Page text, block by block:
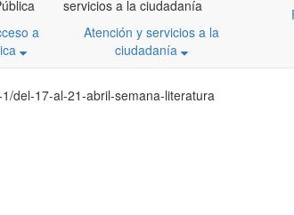
a
Atención y servicios a la
ciudadanía
del-17-al-21-abril-semana-literatura